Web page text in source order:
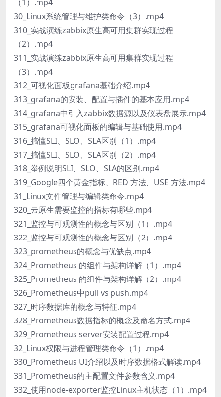
（1）.mp4
30_Linux系统管理与维护类命令（3）.mp4
310_实战演练zabbix原生高可用集群实现过程
（2）.mp4
311_实战演练zabbix原生高可用集群实现过程
（3）.mp4
312_可视化面板grafana基础介绍.mp4
313_grafana的安装、配置与插件的基本应用.mp4
314_grafana中引入zabbix数据源以及仪表盘展示.mp4
315_grafana可视化面板的编辑与基础使用.mp4
316_搞懂SLI、SLO、SLA区别（1）.mp4
317_搞懂SLI、SLO、SLA区别（2）.mp4
318_举例说明SLI、SLO、SLA的区别.mp4
319_Google四个黄金指标、RED 方法、USE 方法.mp4
31_Linux文件管理与编辑类命令.mp4
320_云原生需要监控的指标有哪些.mp4
321_监控与可观测性的概念与区别（1）.mp4
322_监控与可观测性的概念与区别（2）.mp4
323_prometheus的概念与优缺点.mp4
324_Prometheus 的组件与架构详解（1）.mp4
325_Prometheus 的组件与架构详解（2）.mp4
326_Prometheus中pull vs push.mp4
327_时序数据库的概念与特征.mp4
328_Prometheus数据指标的概念及命名方式.mp4
329_Prometheus server安装配置过程.mp4
32_Linux权限与进程管理类命令（1）.mp4
330_Prometheus UI介绍以及时序数据格式解读.mp4
331_Prometheus的主配置文件参数含义.mp4
332_使用node-exporter监控Linux主机状态（1）.mp4